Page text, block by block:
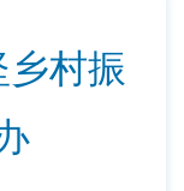
村振